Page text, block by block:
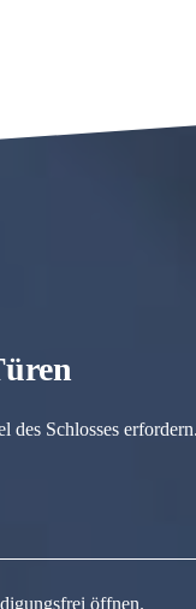
des Schlosses
öffnen.